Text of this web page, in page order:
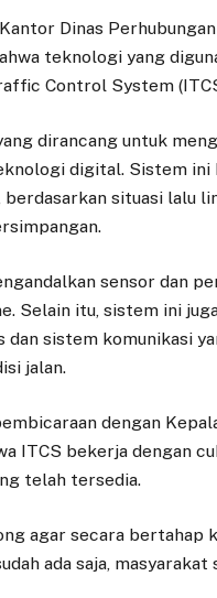
Dinas
teknologi yang
Control System
dirancang untuk
digital. Sistem ini
berdasarkan situasi lalu
sensor dan
Selain itu, sistem ini
dan sistem komunikasi
jalan.
dengan
ITCS bekerja dengan
telah tersedia.
agar secara bertahap
ada saja,